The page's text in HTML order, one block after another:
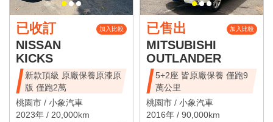
已收訂 加入比較
NISSAN
KICKS
新款頂級 原廠保養原漆原
版 僅跑2萬
桃園市 / 小象汽車
2023年 / 20,000km
已售出 加入比較
MITSUBISHI
OUTLANDER
5+2座 皆原廠保養 僅跑9
萬公里
桃園市 / 小象汽車
2016年 / 90,000km